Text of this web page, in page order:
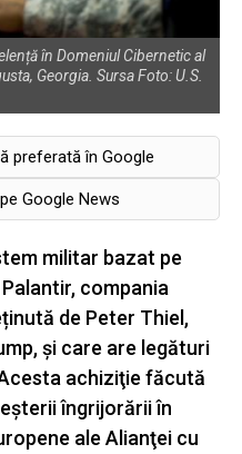
în Domeniul Cibernetic al
Georgia. Sursa Foto: U.S.
preferată în Google
Google News
militar bazat pe
compania
de Peter Thiel,
și care are legături
achiziţie făcută
îngrijorării în
ale Alianţei cu